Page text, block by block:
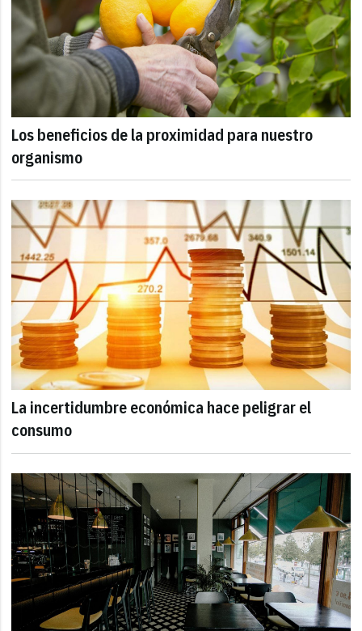
Los beneficios de la proximidad para nuestro
organismo
La incertidumbre económica hace peligrar el
consumo